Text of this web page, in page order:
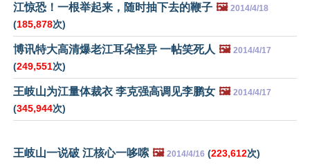
江惊恐！一根举起来，随时抽下去的鞭子 🖼️ 2014/4/18
(185,878次)
博讯特大高清爆老江耳朵怪异 一帖笑死人 🖼️ 2014/4/17
(249,551次)
王岐山为江量体裁衣 李克强高调见李鹏女 🖼️ 2014/4/17
(345,944次)
王岐山一说破 江核心一哆嗦 🖼️ 2014/4/16 (223,612次)